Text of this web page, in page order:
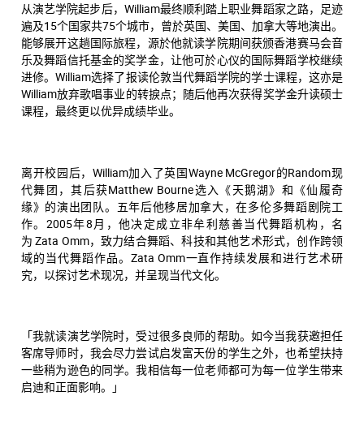
从演艺学院起步后，William最终顺利踏上职业舞蹈家之路，足迹
遍及15个国家共75个城市，曾於英国、美国、加拿大等地演出。
能够展开这趟国际旅程，源於他就读学院期间获颁香港赛马会音
乐及舞蹈信托基金的奖学金，让他可於心仪的国际舞蹈学校继续
进修。William选择了报读伦敦当代舞蹈学院的学士课程，这亦是
William放弃歌唱事业的转捩点；随后他再次获得奖学金升读硕士
课程，最终更以优异成绩毕业。
离开校园后，William加入了英国Wayne McGregor的Random现
代舞团，其后获Matthew Bourne选入《天鹅湖》和《仙履奇
缘》的演出团队。五年后他移居加拿大，在多伦多舞蹈剧院工
作。2005年8月，他决定成立非牟利慈善当代舞蹈机构，名
为 Zata Omm，致力结合舞蹈、科技和其他艺术形式，创作跨领
域的当代舞蹈作品。Zata Omm一直作持续发展和进行艺术研
究，以探讨艺术现况，并呈现当代文化。
「我就读演艺学院时，受过很多良师的帮助。如今当我获邀担任
客席导师时，我会尽力尝试启发富天份的学生之外，也希望扶持
一些稍为逊色的同学。我相信每一位老师都可为每一位学生带来
启迪和正面影响。」